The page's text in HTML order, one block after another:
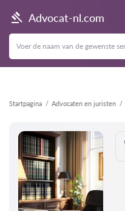
Advocat-nl.com
Startpagina Advocaten en juristen
Terug